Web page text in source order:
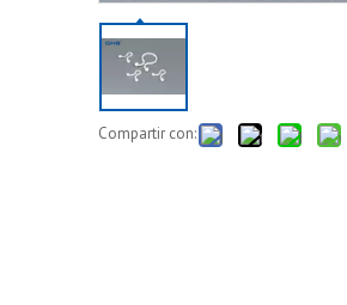
Compartir con: